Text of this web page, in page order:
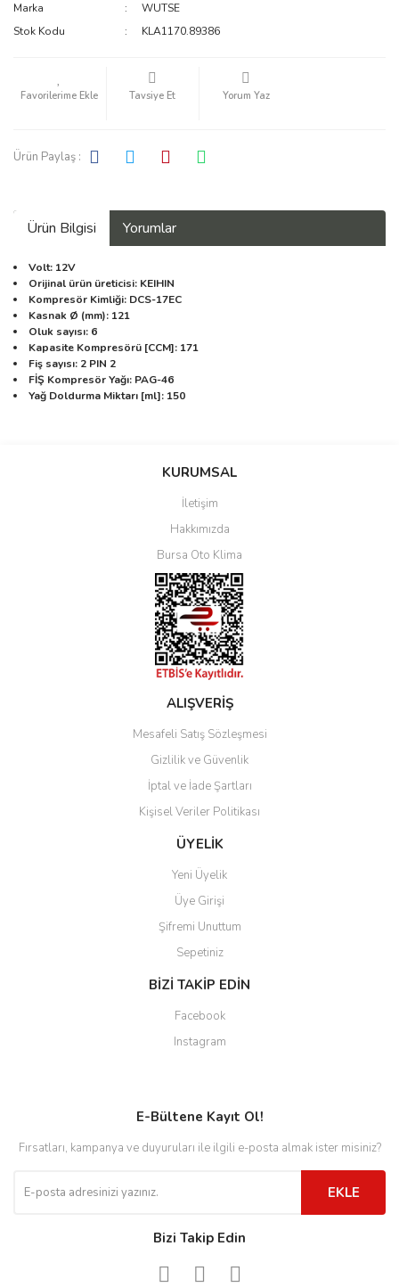
Marka
WUTSE
Stok Kodu
KLA1170.89386
Tavsiye Et Yorum Yaz
Ürün Paylaş :
Ürün Bilgisi Yorumlar
Volt: 12V
Orijinal ürün üreticisi: KEIHIN
Kompresör Kimliği: DCS-17EC
Kasnak Ø (mm): 121
Oluk sayısı: 6
Kapasite Kompresörü [CCM]: 171
Fiş sayısı: 2 PIN 2
FİŞ Kompresör Yağı: PAG-46
Yağ Doldurma Miktarı [ml]: 150
Bu ürüne ilk yorumu siz yapın!
Yorum Yaz
KURUMSAL
İletişim
Hakkımızda
Bursa Oto Klima
ALIŞVERİŞ
Mesafeli Satış Sözleşmesi
Gizlilik ve Güvenlik
İptal ve İade Şartları
Kişisel Veriler Politikası
ÜYELİK
Yeni Üyelik
Üye Girişi
Şifremi Unuttum
Sepetiniz
BİZİ TAKİP EDİN
Facebook
Instagram
E-Bültene Kayıt Ol!
Fırsatları, kampanya ve duyuruları ile ilgili e-posta almak ister misiniz?
EKLE
Bizi Takip Edin